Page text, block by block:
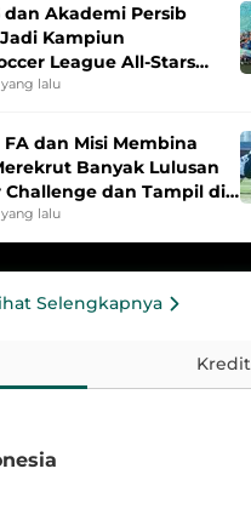
dan Akademi Persib
Kampiun
League All-Stars
lalu
dan Misi Membina
Banyak Lulusan
Challenge dan Tampil di
League
lalu
Selengkapnya
Kredit